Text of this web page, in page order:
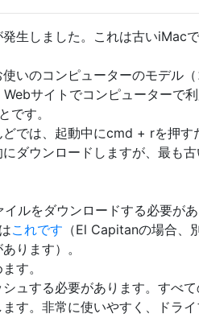
生しました。これは古いiMac
いのコンピューターのモデル
サイトでコンピューターで
です。
では、起動中にcmd + rを押す
ダウンロードしますが、最も
ルをダウンロードする必要が
これです （El Capitanの場合、
ります）。
す。
ュする必要があります。すべ
す。非常に使いやすく、ドラ